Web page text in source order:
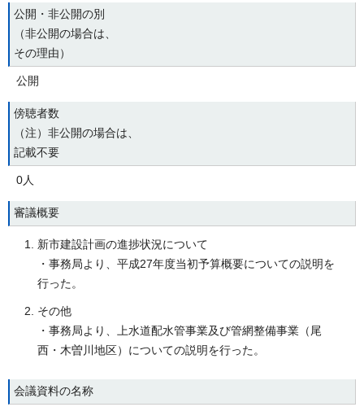
公開・非公開の別
（非公開の場合は、
その理由）
公開
傍聴者数
（注）非公開の場合は、
記載不要
0人
審議概要
新市建設計画の進捗状況について
・事務局より、平成27年度当初予算概要についての説明を
行った。
その他
・事務局より、上水道配水管事業及び管網整備事業（尾
西・木曽川地区）についての説明を行った。
会議資料の名称